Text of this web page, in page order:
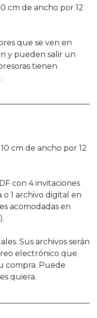
cm de ancho por 12
que se ven en
y pueden salir un
tienen
cm de ancho por 12
con 4 invitaciones
1 archivo digital en
acomodadas en
Sus archivos serán
electrónico que
compra. Puede
quiera.